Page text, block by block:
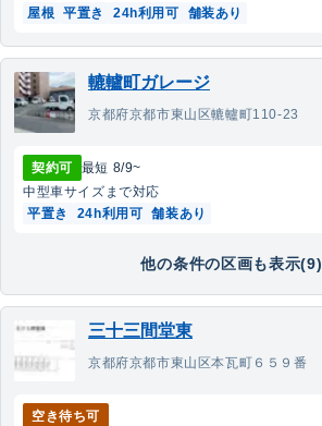
屋根 平置き 24h利用可 舗装あり
轆轤町ガレージ
京都府京都市東山区轆轤町110-23
契約可 最短 8/9~
中型車サイズまで対応
平置き
24h利用可 舗装あり
他の条件の区画も表示(9)
三十三間堂東
京都府京都市東山区本瓦町６５９番
空き待ち可